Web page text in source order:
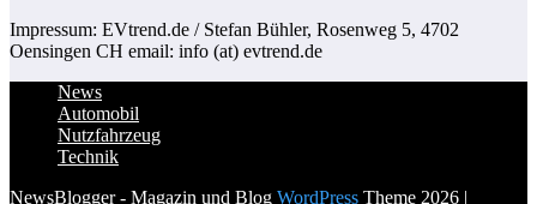
Impressum: EVtrend.de / Stefan Bühler, Rosenweg 5, 4702
Oensingen CH email: info (at) evtrend.de
News
Automobil
Nutzfahrzeug
Technik
NewsBlogger - Magazin und Blog WordPress Theme 2026 |